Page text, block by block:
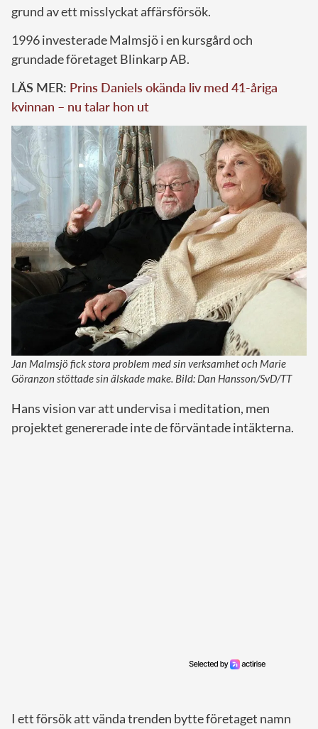
grund av ett misslyckat affärsförsök.
1996 investerade Malmsjö i en kursgård och
grundade företaget Blinkarp AB.
LÄS MER: Prins Daniels okända liv med 41-åriga
kvinnan – nu talar hon ut
Jan Malmsjö fick stora problem med sin verksamhet och Marie
Göranzon stöttade sin älskade make. Bild: Dan Hansson/SvD/TT
Hans vision var att undervisa i meditation, men
projektet genererade inte de förväntade intäkterna.
I ett försök att vända trenden bytte företaget namn